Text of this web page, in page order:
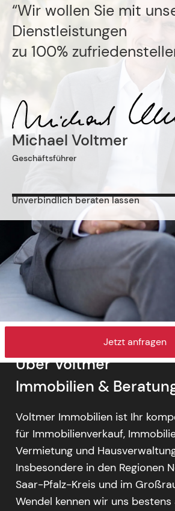
“Wir wollen Sie mit
Dienstleistungen
zu 100%
Michael Voltmer
Geschäftsführer
Unverbindlich beraten lassen
Jetzt anfragen
Über Voltmer
Immobilien &
Voltmer Immobilien ist Ihr
für Immobilienverkauf,
Vermietung und
Insbesondere in den Regionen
Saar-Pfalz-Kreis und im
Wendel kennen wir uns bestens